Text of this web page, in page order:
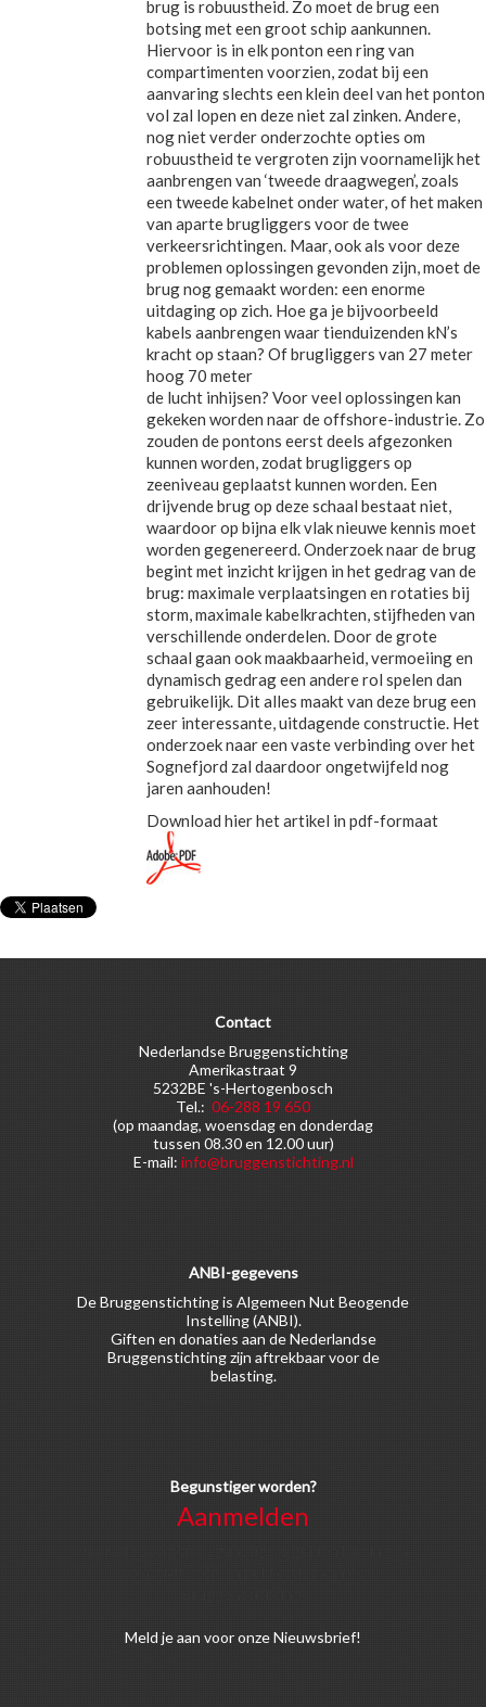
brug is robuustheid. Zo moet de brug een
botsing met een groot schip aankunnen.
Hiervoor is in elk ponton een ring van
compartimenten voorzien, zodat bij een
aanvaring slechts een klein deel van het ponton
vol zal lopen en deze niet zal zinken. Andere,
nog niet verder onderzochte opties om
robuustheid te vergroten zijn voornamelijk het
aanbrengen van ‘tweede draagwegen’, zoals
een tweede kabelnet onder water, of het maken
van aparte brugliggers voor de twee
verkeersrichtingen. Maar, ook als voor deze
problemen oplossingen gevonden zijn, moet de
brug nog gemaakt worden: een enorme
uitdaging op zich. Hoe ga je bijvoorbeeld
kabels aanbrengen waar tienduizenden kN’s
kracht op staan? Of brugliggers van 27 meter
hoog 70 meter
de lucht inhijsen? Voor veel oplossingen kan
gekeken worden naar de offshore-industrie. Zo
zouden de pontons eerst deels afgezonken
kunnen worden, zodat brugliggers op
zeeniveau geplaatst kunnen worden. Een
drijvende brug op deze schaal bestaat niet,
waardoor op bijna elk vlak nieuwe kennis moet
worden gegenereerd. Onderzoek naar de brug
begint met inzicht krijgen in het gedrag van de
brug: maximale verplaatsingen en rotaties bij
storm, maximale kabelkrachten, stijfheden van
verschillende onderdelen. Door de grote
schaal gaan ook maakbaarheid, vermoeiing en
dynamisch gedrag een andere rol spelen dan
gebruikelijk. Dit alles maakt van deze brug een
zeer interessante, uitdagende constructie. Het
onderzoek naar een vaste verbinding over het
Sognefjord zal daardoor ongetwijfeld nog
jaren aanhouden!
Download hier het artikel in pdf-formaat
Contact
Nederlandse Bruggenstichting
Amerikastraat 9
5232BE 's-Hertogenbosch
Tel.: 06-288 19 650
(op maandag, woensdag en donderdag
tussen 08.30 en 12.00 uur)
E-mail: info@bruggenstichting.nl
ANBI-gegevens
De Bruggenstichting is Algemeen Nut Beogende
Instelling (ANBI).
Giften en donaties aan de Nederlandse
Bruggenstichting zijn aftrekbaar voor de
belasting.
Begunstiger worden?
Aanmelden
Meld je aan voor onze Nieuwsbrief!